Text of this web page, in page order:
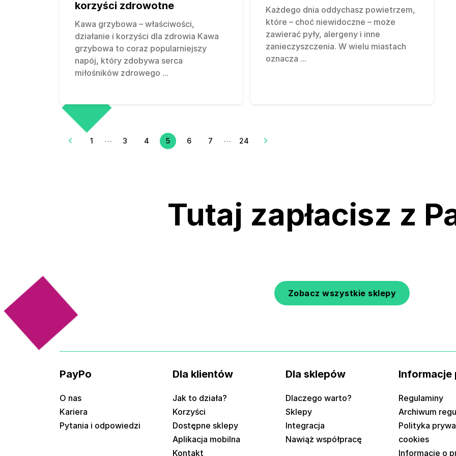
korzyści zdrowotne
Kawa grzybowa – właściwości,
działanie i korzyści dla zdrowia Kawa
grzybowa to coraz popularniejszy
napój, który zdobywa serca
miłośników zdrowego ...
Każdego dnia oddychasz powietrzem,
które – choć niewidoczne – może
zawierać pyły, alergeny i inne
zanieczyszczenia. W wielu miastach
oznacza ...
1 … 3 4 5 6 7 … 24
Tutaj zapłacisz z
Zobacz wszystkie sklepy
PayPo
O nas
Kariera
Pytania i odpowiedzi
Dla klientów
Jak to działa?
Korzyści
Dostępne sklepy
Aplikacja mobilna
Kontakt
Dla sklepów
Dlaczego warto?
Sklepy
Integracja
Nawiąż współpracę
Informacje
Regulaminy
Archiwum
Polityka
cookies
Informacje o